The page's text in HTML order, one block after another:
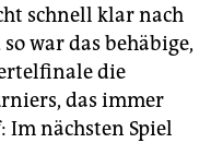
schnell klar nach
war das behäbige,
die
das immer
Im nächsten Spiel